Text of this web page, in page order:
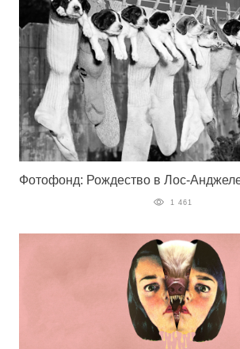
Фотофонд: Рождество в Лос-
1 461